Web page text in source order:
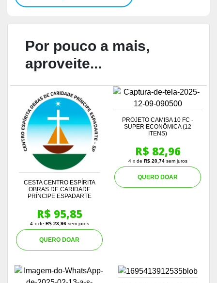
Por pouco a mais,
aproveite...
CESTA CENTRO ESPÍRITA
OBRAS DE CARIDADE
PRÍNCIPE ESPADARTE
R$ 95,85
4 x de R$ 23,96sem juros
QUERO DOAR
PROJETO CAMISA 10 FC -
SUPER ECONÔMICA (12
ITENS)
R$ 82,96
4 x de R$ 20,74sem juros
QUERO DOAR